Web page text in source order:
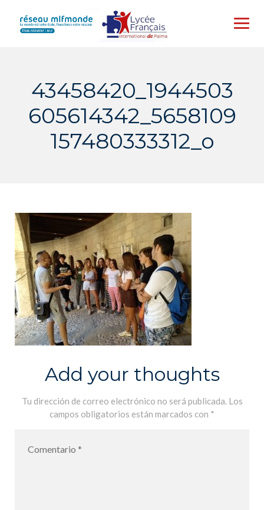
content
43458420_1944503
605614342_5658109
157480333312_o
Add your thoughts
Tu dirección de correo electrónico no será publicada. Los
campos obligatorios están marcados con *